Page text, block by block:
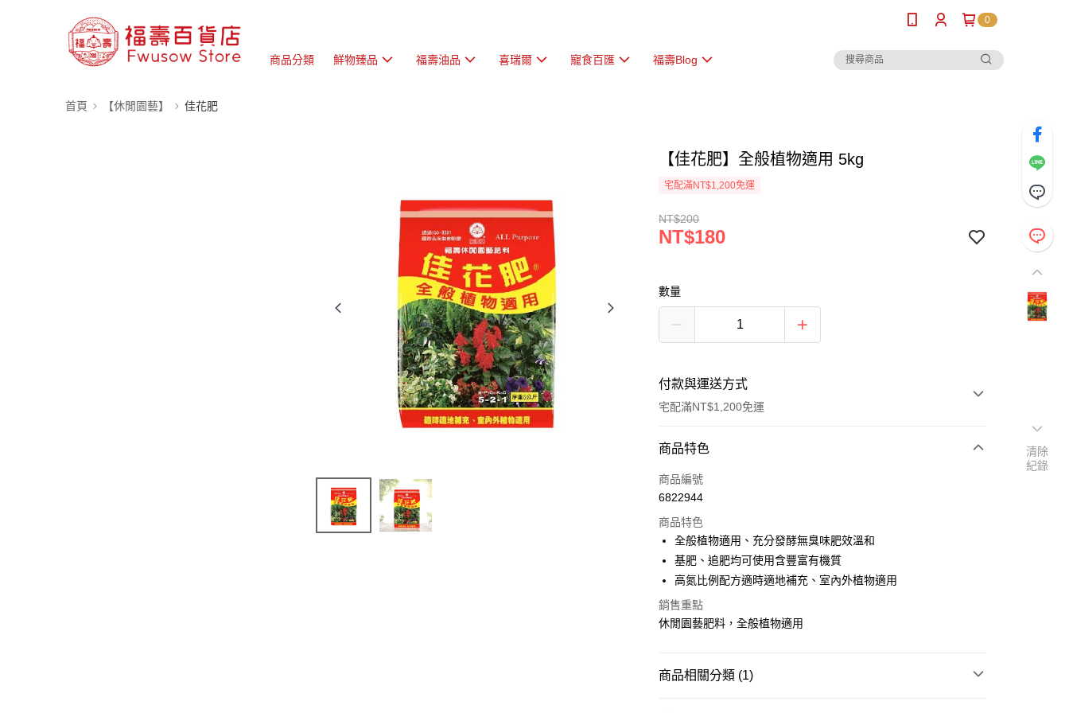
0
商品分類 鮮物臻品 福壽油品 喜瑞爾 寵食百匯 福壽Blog
首頁 【休閒園藝】 佳花肥
【佳花肥】全般植物適用 5kg
宅配滿NT$1,200免運
NT$200
NT$180
數量
付款與運送方式
宅配滿NT$1,200免運
付款方式
信用卡一次付款
ATM付款
運送方式
常溫宅配
商品特色
商品編號
6822944
商品特色
全般植物適用、充分發酵無臭味肥效溫和
基肥、追肥均可使用含豐富有機質
高氮比例配方適時適地補充、室內外植物適用
銷售重點
休閒園藝肥料，全般植物適用
商品相關分類 (1)
清除
紀錄